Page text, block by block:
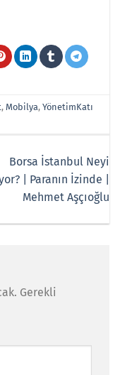
, Mobilya,YönetimKatı
Borsa İstanbul Neyi
| Paranın İzinde |
Mehmet Aşçıoğlu
Gerekli